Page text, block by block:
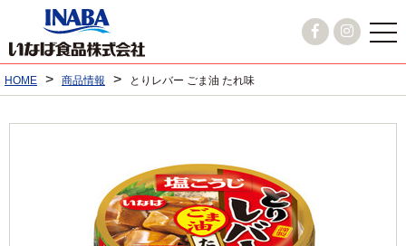
HOME > 商品情報 > とりレバー ごま油 たれ味